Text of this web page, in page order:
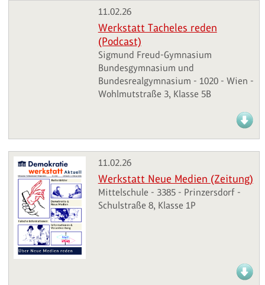
11.02.26
Werkstatt Tacheles reden
(Podcast)
Sigmund Freud-Gymnasium
Bundesgymnasium und
Bundesrealgymnasium - 1020 - Wien -
Wohlmutstraße 3, Klasse 5B
11.02.26
Werkstatt Neue Medien (Zeitung)
Mittelschule - 3385 - Prinzersdorf -
Schulstraße 8, Klasse 1P